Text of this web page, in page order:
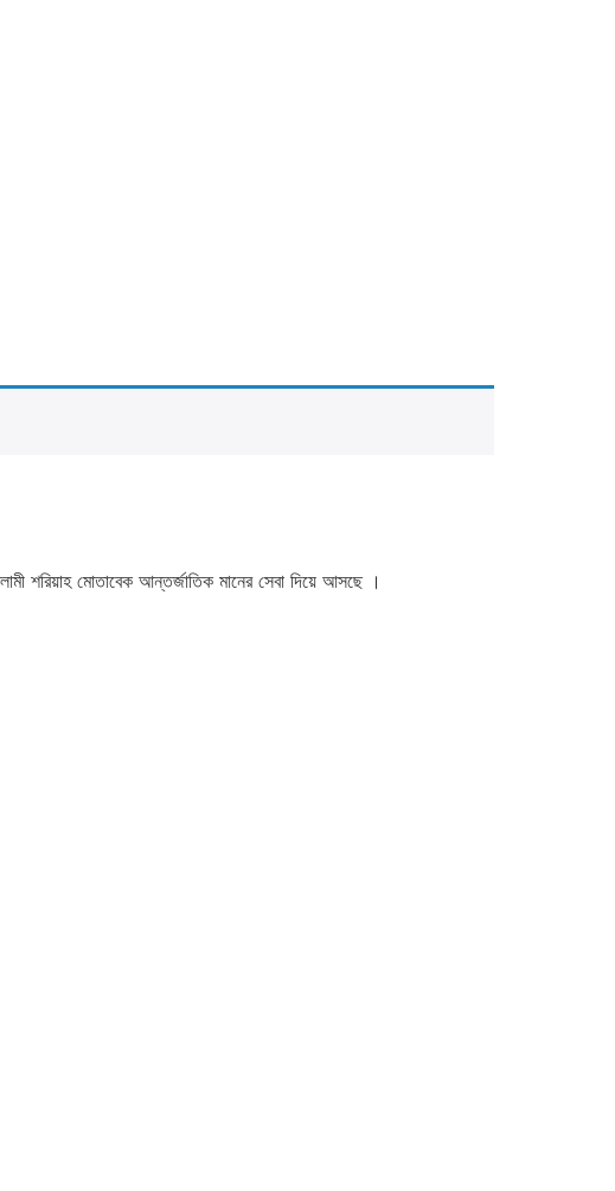
শরিয়াহ মোতাবেক আন্তর্জাতিক মানের সেবা দিয়ে আসছে ।